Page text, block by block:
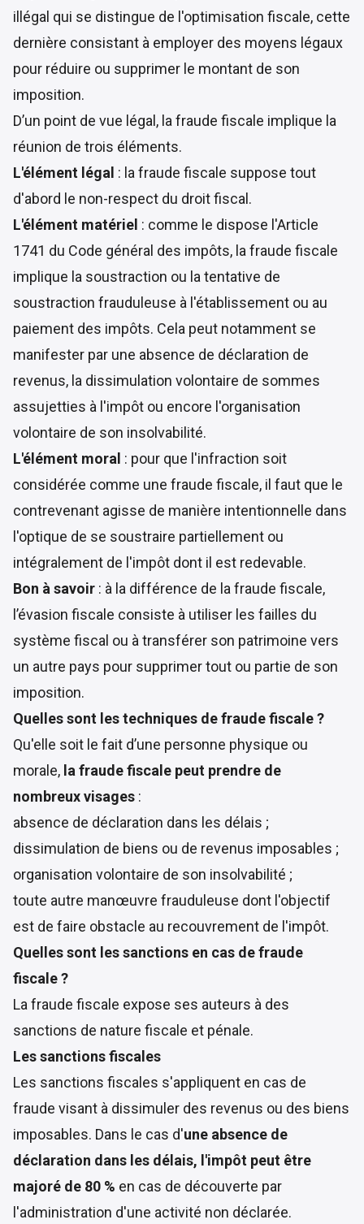
illégal qui se distingue de l'optimisation fiscale, cette
dernière consistant à employer des moyens légaux
pour réduire ou supprimer le montant de son
imposition.
D’un point de vue légal, la fraude fiscale implique la
réunion de trois éléments.
L'élément légal : la fraude fiscale suppose tout
d'abord le non-respect du droit fiscal.
L'élément matériel : comme le dispose l'Article
1741 du Code général des impôts, la fraude fiscale
implique la soustraction ou la tentative de
soustraction frauduleuse à l'établissement ou au
paiement des impôts. Cela peut notamment se
manifester par une absence de déclaration de
revenus, la dissimulation volontaire de sommes
assujetties à l'impôt ou encore l'organisation
volontaire de son insolvabilité.
L'élément moral : pour que l'infraction soit
considérée comme une fraude fiscale, il faut que le
contrevenant agisse de manière intentionnelle dans
l'optique de se soustraire partiellement ou
intégralement de l'impôt dont il est redevable.
Bon à savoir : à la différence de la fraude fiscale,
l’évasion fiscale consiste à utiliser les failles du
système fiscal ou à transférer son patrimoine vers
un autre pays pour supprimer tout ou partie de son
imposition.
Quelles sont les techniques de fraude fiscale ?
Qu'elle soit le fait d’une personne physique ou
morale, la fraude fiscale peut prendre de
nombreux visages :
absence de déclaration dans les délais ;
dissimulation de biens ou de revenus imposables ;
organisation volontaire de son insolvabilité ;
toute autre manœuvre frauduleuse dont l'objectif
est de faire obstacle au recouvrement de l'impôt.
Quelles sont les sanctions en cas de fraude
fiscale ?
La fraude fiscale expose ses auteurs à des
sanctions de nature fiscale et pénale.
Les sanctions fiscales
Les sanctions fiscales s'appliquent en cas de
fraude visant à dissimuler des revenus ou des biens
imposables. Dans le cas d'une absence de
déclaration dans les délais, l'impôt peut être
majoré de 80 % en cas de découverte par
l'administration d'une activité non déclarée.